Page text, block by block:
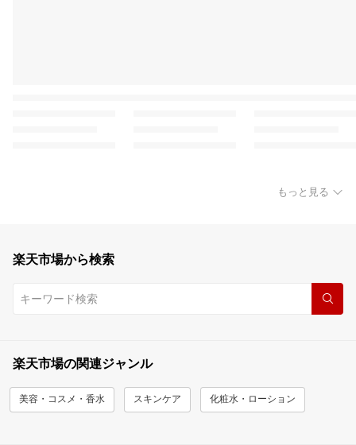
もっと見る
楽天市場から検索
楽天市場の関連ジャンル
美容・コスメ・香水 スキンケア 化粧水・ローション